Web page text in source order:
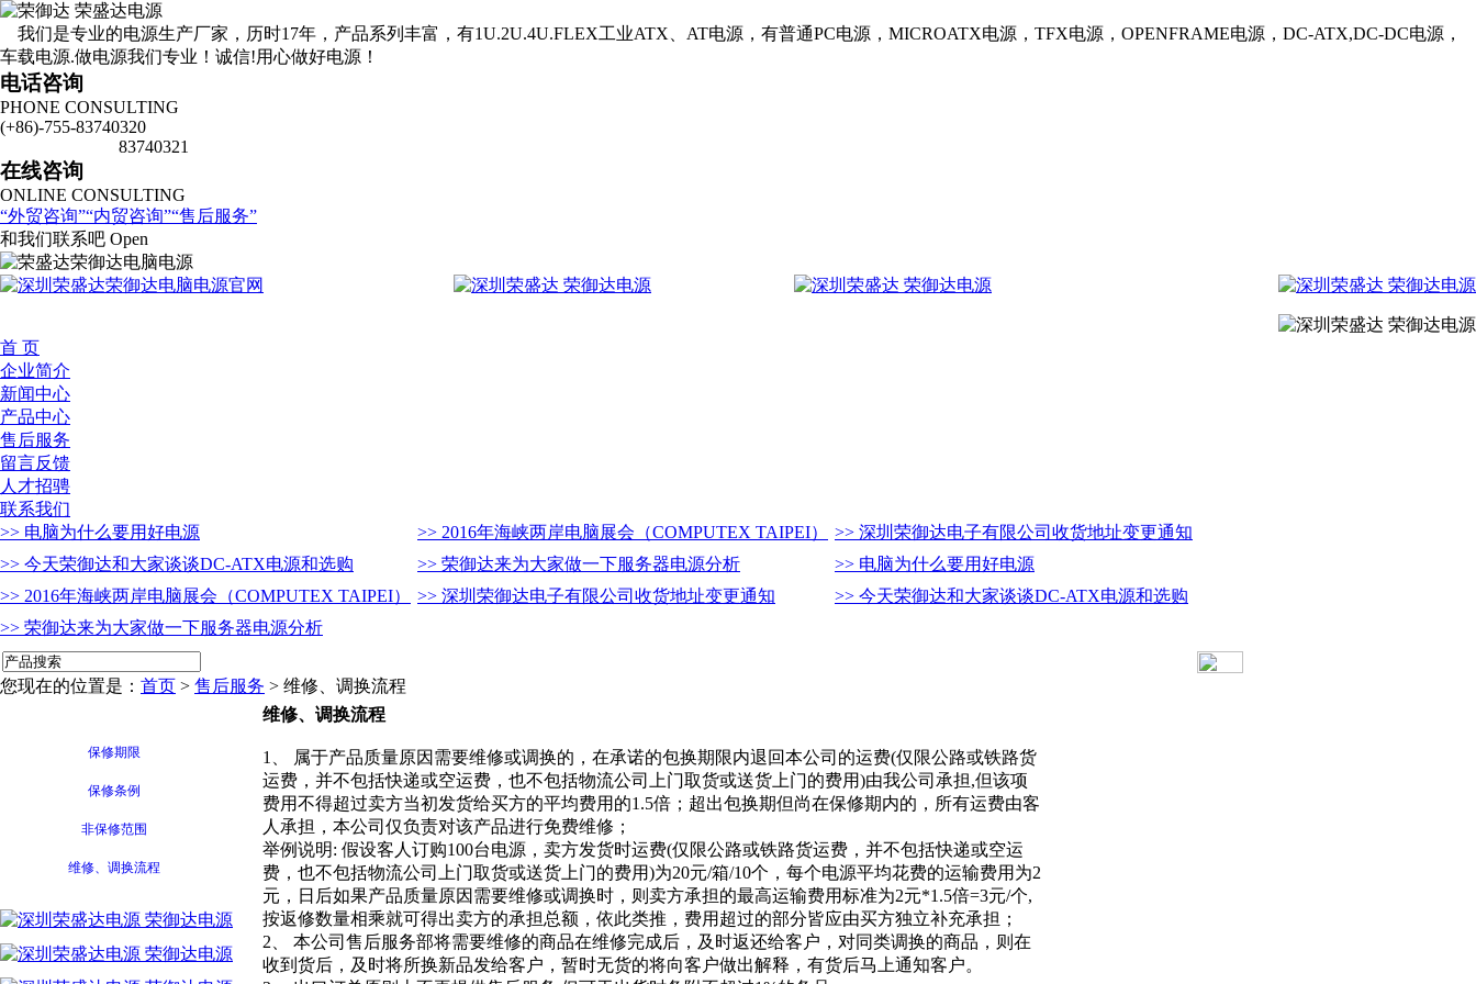
我们是专业的电源生产厂家，历时17年，产品系列丰富，有1U.2U.4U.FLEX工业ATX、AT电源，有普通PC电源，MICROATX电源，TFX电源，OPENFRAME电源，DC-ATX,DC-DC电源，
车载电源.做电源我们专业！诚信!用心做好电源！
电话咨询
PHONE CONSULTING
(+86)-755-83740320
83740321
在线咨询
ONLINE CONSULTING
外贸咨询
内贸咨询
售后服务
和我们联系吧 Open
首 页
企业简介
新闻中心
产品中心
售后服务
留言反馈
人才招骋
联系我们
>> 电脑为什么要用好电源
>> 2016年海峡两岸电脑展会（COMPUTEX TAIPEI）
>> 深圳荣御达电子有限公司收货地址变更通知
>> 今天荣御达和大家谈谈DC-ATX电源和选购
>> 荣御达来为大家做一下服务器电源分析
>> 电脑为什么要用好电源
>> 2016年海峡两岸电脑展会（COMPUTEX TAIPEI）
>> 深圳荣御达电子有限公司收货地址变更通知
>> 今天荣御达和大家谈谈DC-ATX电源和选购
>> 荣御达来为大家做一下服务器电源分析
您现在的位置是： 首页 > 售后服务 > 维修、调换流程
保修期限
保修条例
非保修范围
维修、调换流程
维修、调换流程
1、 属于产品质量原因需要维修或调换的，在承诺的包换期限内退回本公司的运费(仅限公路或铁路货
运费，并不包括快递或空运费，也不包括物流公司上门取货或送货上门的费用)由我公司承担,但该项
费用不得超过卖方当初发货给买方的平均费用的1.5倍；超出包换期但尚在保修期内的，所有运费由客
人承担，本公司仅负责对该产品进行免费维修；
举例说明: 假设客人订购100台电源，卖方发货时运费(仅限公路或铁路货运费，并不包括快递或空运
费，也不包括物流公司上门取货或送货上门的费用)为20元/箱/10个，每个电源平均花费的运输费用为2
元，日后如果产品质量原因需要维修或调换时，则卖方承担的最高运输费用标准为2元*1.5倍=3元/个,
按返修数量相乘就可得出卖方的承担总额，依此类推，费用超过的部分皆应由买方独立补充承担；
2、 本公司售后服务部将需要维修的商品在维修完成后，及时返还给客户，对同类调换的商品，则在
收到货后，及时将所换新品发给客户，暂时无货的将向客户做出解释，有货后马上通知客户。